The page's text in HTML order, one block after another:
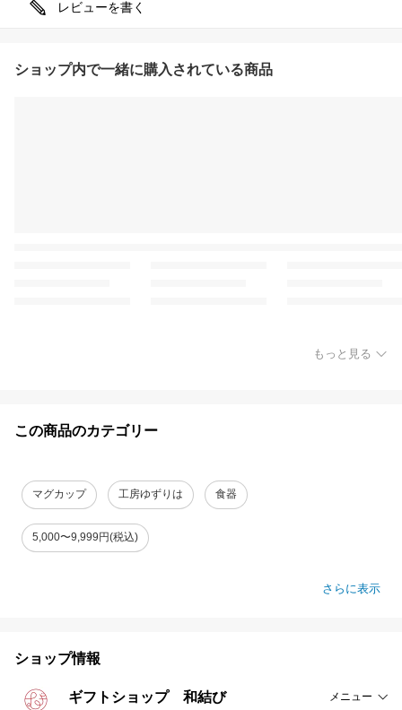
レビューを書く
ショップ内で一緒に購入されている商品
もっと見る
この商品のカテゴリー
マグカップ 工房ゆずりは 食器
5,000〜9,999円(税込)
さらに表示
ショップ情報
ギフトショップ 和結び メニュー